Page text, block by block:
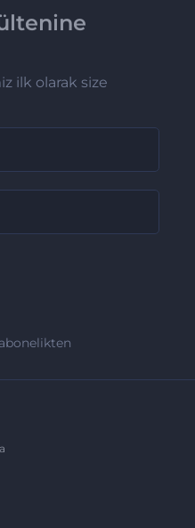
ilk olarak size